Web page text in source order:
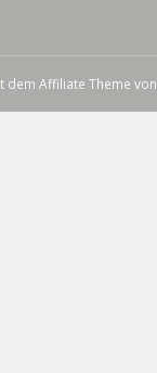
dem Affiliate Theme von